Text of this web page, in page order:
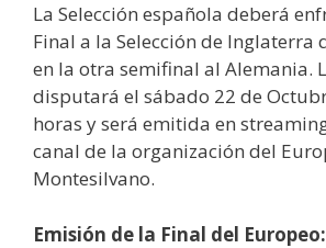
La Selección española deberá
Final a la Selección de Inglaterra
en la otra semifinal al Alemania.
disputará el sábado 22 de
horas y será emitida en
canal de la organización del
Montesilvano.
Emisión de la Final del Europeo: